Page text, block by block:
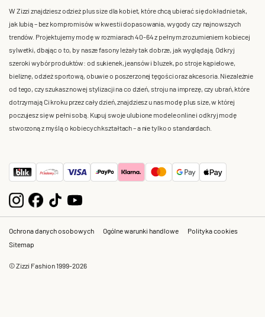
W Zizzi znajdziesz odzież plus size dla kobiet, które chcą ubierać się dokładnie tak,
jak lubią – bez kompromisów w kwestii dopasowania, wygody czy najnowszych
trendów. Projektujemy modę w rozmiarach 40-64 z pełnym zrozumieniem kobiecej
sylwetki, dbając o to, by nasze fasony leżały tak dobrze, jak wyglądają. Odkryj
szeroki wybór produktów: od sukienek, jeansów i bluzek, po stroje kąpielowe,
bieliznę, odzież sportową, obuwie o poszerzonej tęgości oraz akcesoria. Niezależnie
od tego, czy szukasz nowej stylizacji na co dzień, stroju na imprezę, czy ubrań, które
dotrzymają Ci kroku przez cały dzień, znajdziesz u nas modę plus size, w której
poczujesz się w pełni sobą. Kupuj swoje ulubione modele online i odkryj modę
stworzoną z myślą o kobiecych kształtach – a nie tylko o standardach.
Ochrona danych osobowych Ogólne warunki handlowe
Polityka cookies
Sitemap
© Zizzi Fashion 1999-2026